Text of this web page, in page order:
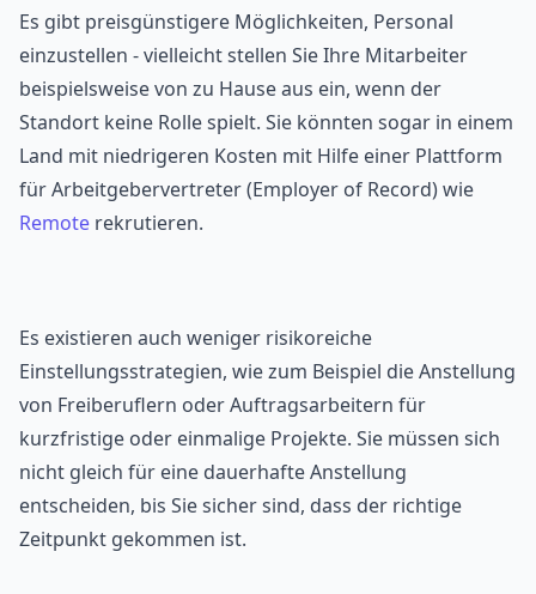
Es gibt preisgünstigere Möglichkeiten, Personal
einzustellen - vielleicht stellen Sie Ihre Mitarbeiter
beispielsweise von zu Hause aus ein, wenn der
Standort keine Rolle spielt. Sie könnten sogar in einem
Land mit niedrigeren Kosten mit Hilfe einer Plattform
für Arbeitgebervertreter (Employer of Record) wie
Remote rekrutieren.
Es existieren auch weniger risikoreiche
Einstellungsstrategien, wie zum Beispiel die Anstellung
von Freiberuflern oder Auftragsarbeitern für
kurzfristige oder einmalige Projekte. Sie müssen sich
nicht gleich für eine dauerhafte Anstellung
entscheiden, bis Sie sicher sind, dass der richtige
Zeitpunkt gekommen ist.